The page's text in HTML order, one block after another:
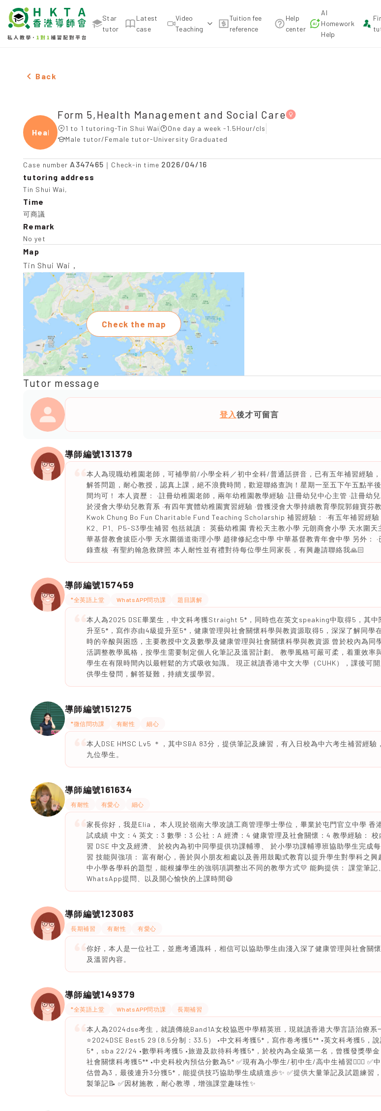
Star
tutor
Latest
case
Video
Teaching
Tuition fee
reference
Help
center
AI
Homework
Help
Female Form 5,Health Management and Social Care，Tin Shui Wai Tuition recommendation
Back
Healt
Form 5,Health Management and Social Care
1 to 1 tutoring-Tin Shui Wai
One day a week -1.5Hour/cls
Male tutor/Female tutor-University Graduated
Case number A347465 ｜Check-in time 2026/04/16
tutoring address
Tin Shui Wai,
Time
可商議
Remark
No yet
Map
Tin Shui Wai，
Check the map
Tutor message
登入後才可留言
導師編號131379
本人為現職幼稚園老師，可補學前/小學全科／初中全科/普通話拼音，已有五年補習經驗
解答問題，耐心教授，認真上課，絕不浪費時間，歡迎聯絡查詢！星期一至五下午五點半
間均可！ 本人資歷： ·註冊幼稚園老師，兩年幼稚園教學經驗 ·註冊幼兒中心主管 ·註冊幼
於浸會大學幼兒教育系 ·有四年實體幼稚園實習經驗 ·曾獲浸會大學持續教育學院郭鐘寶芬
Kwok Chung Bo Fun Charitable Fund Teaching Scholarship 補習經驗： ·有五年補習經驗
K2、P1、P5-S3學生補習 包括就讀： 英藝幼稚園 青松天主教小學 元朗商會小學 天水圍天
華基督教會拔臣小學 天水圍循道衛理小學 趙律修紀念中學 中華基督教青年會中學 另外： ·
錄查核 ·有聖約翰急救牌照 本人耐性並有禮對待每位學生同家長，有興趣請聯絡我🙏🏻
導師編號157459
*全英語上堂 WhatsAPP問功課 題目講解
本人為2025 DSE畢業生，中文科考獲Straight 5*，同時也在英文speaking中取得5，其中
升至5*，寫作亦由4級提升至5*，健康管理與社會關懷科學與教資源取得5，深深了解同學
時的辛酸與困惑，主要教授中文及數學及健康管理與社會關懷科學與教資源 曾於校內為同
活調整教學風格，按學生需要制定個人化筆記及溫習計劃。 教學風格可嚴可柔，着重效率
學生在有限時間內以最輕鬆的方式吸收知識。 現正就讀香港中文大學（CUHK），課後可
供學生發問，解答疑難，持續支援學習。
導師編號151275
*微信問功課 有耐性 細心
本人DSE HMSC Lv5 ＊，其中SBA 83分，提供筆記及練習，有入日校為中六考生補習經驗
九位學生。
導師編號161634
有耐性 有愛心 細心
家長你好，我是Elia， 本人現於嶺南大學攻讀工商管理學士學位，畢業於屯門官立中學 香
試成績 中文：4 英文：3 數學：3 公社：A 經濟：4 健康管理及社會關懷：4 教學經驗： 校
習 DSE 中文及經濟、 於校內為初中同學提供功課輔導、 於小學功課輔導班協助學生完成
習 技能與強項： 富有耐心，善於與小朋友相處以及善用鼓勵式教育以提升學生對學科之興
中小學各學科的題型，能根據學生的強弱項調整出不同的教學方式💛 能夠提供： 課堂筆記
WhatsApp提問、以及開心愉快的上課時間😆
導師編號123083
長期補習 有耐性 有愛心
你好，本人是一位社工，並應考通識科，相信可以協助學生由淺入深了健康管理與社會關
及溫習內容。
導師編號149379
*全英語上堂 WhatsAPP問功課 長期補習
本人為2024dse考生，就讀傳統Band1A女校協恩中學精英班，現就讀香港大學言語治療系一
⭐️2024DSE Best5 29 (8.5分制：33.5） •中文科考獲5*，寫作卷考獲5** •英文科考獲5，
5*，sba 22/24 •數學科考獲5 •旅遊及款待科考獲5*，於校內為全級第一名，曾獲發獎學金
社會關懷科考獲5** •中史科校內預估分數為5* ✅現有為小學生/初中生/高中生補習🙆🏻‍♀️ ✅
估曾為3，最後連升3分獲5*，能提供技巧協助學生成績進步✨ ✅提供大量筆記及試題練習
製筆記📝 ✅因材施教，耐心教導，增強課堂趣味性✨